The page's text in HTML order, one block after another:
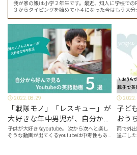
我が家の娘は小学２年生です。最近、知人に学校で
３からタイピングを始めて小４になった今はもう大
で…
2022.08.29
「戦隊モノ」「レスキュー」が
大好きな年中男児が、自分から
好んで見るyoutube英語動画５
選
子供が大好きなyoutube。 次から次へと楽し
そうな動画が出てくるyoutubeは中毒性もあ
子ど
おう
ガを
７選
雨で外
過ごし